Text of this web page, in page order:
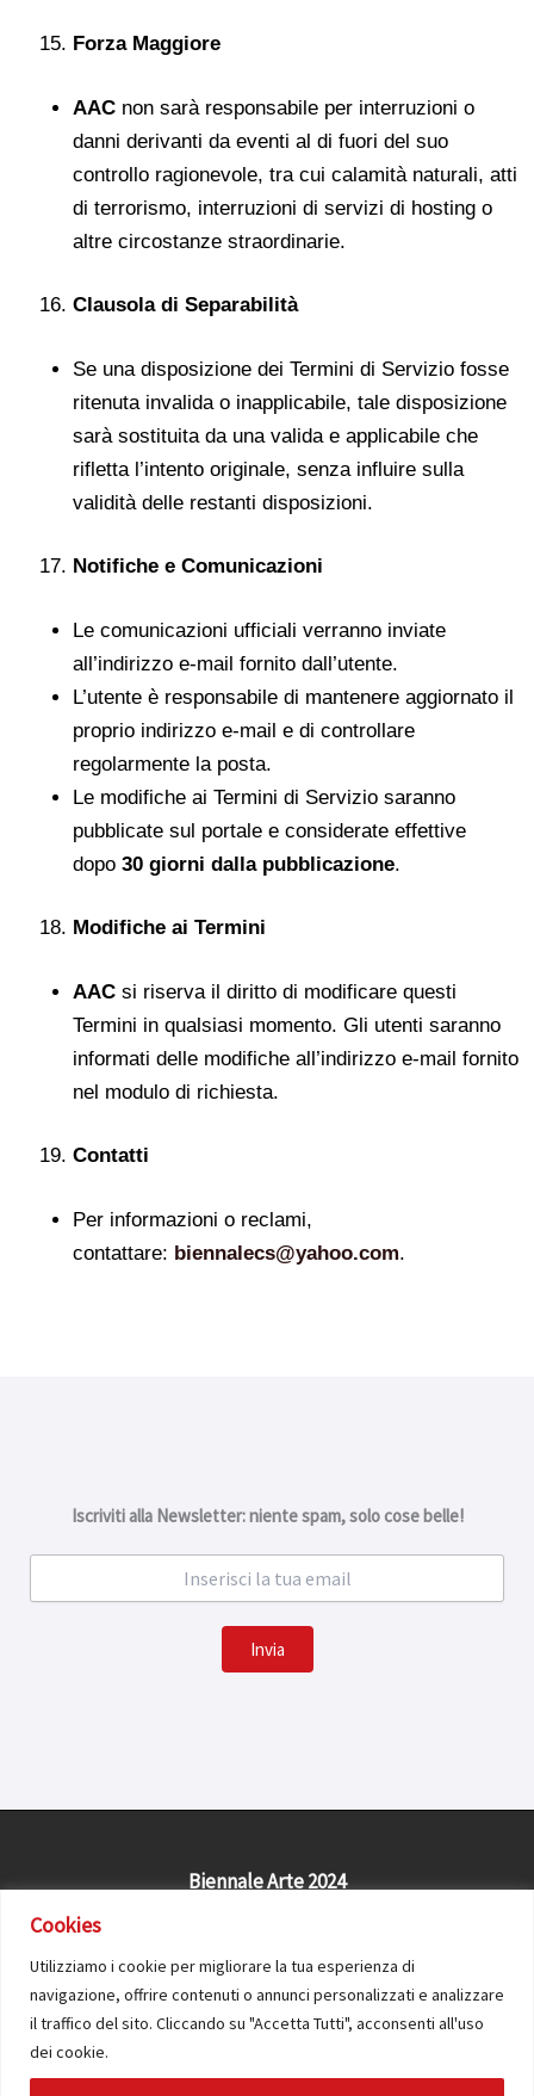
Cookies
Utilizziamo i cookie per migliorare la tua esperienza di
navigazione, offrire contenuti o annunci personalizzati e analizzare
il traffico del sito. Cliccando su "Accetta Tutti", acconsenti all'uso
dei cookie.
Forza Maggiore
AAC non sarà responsabile per interruzioni o
danni derivanti da eventi al di fuori del suo
controllo ragionevole, tra cui calamità naturali, atti
di terrorismo, interruzioni di servizi di hosting o
altre circostanze straordinarie.
Clausola di Separabilità
Se una disposizione dei Termini di Servizio fosse
ritenuta invalida o inapplicabile, tale disposizione
sarà sostituita da una valida e applicabile che
rifletta l’intento originale, senza influire sulla
validità delle restanti disposizioni.
Notifiche e Comunicazioni
Le comunicazioni ufficiali verranno inviate
all’indirizzo e-mail fornito dall’utente.
L’utente è responsabile di mantenere aggiornato il
proprio indirizzo e-mail e di controllare
regolarmente la posta.
Le modifiche ai Termini di Servizio saranno
pubblicate sul portale e considerate effettive
dopo 30 giorni dalla pubblicazione.
Modifiche ai Termini
AAC si riserva il diritto di modificare questi
Termini in qualsiasi momento. Gli utenti saranno
informati delle modifiche all’indirizzo e-mail fornito
nel modulo di richiesta.
Contatti
Per informazioni o reclami,
contattare: biennalecs@yahoo.com.
Iscriviti alla Newsletter: niente spam, solo cose belle!
Invia
Biennale Arte 2024
Cookies
© Biennale di Filosofia 2026 - Tutti i contenuti del